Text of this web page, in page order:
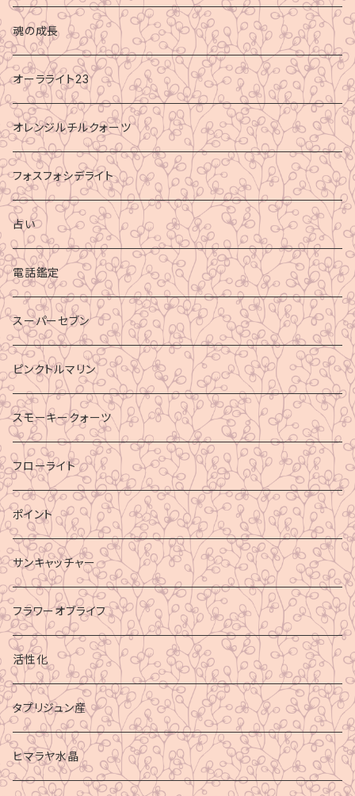
魂の成長
オーラライト23
オレンジルチルクォーツ
フォスフォシデライト
占い
電話鑑定
スーパーセブン
ピンクトルマリン
スモーキークォーツ
フローライト
ポイント
サンキャッチャー
フラワーオブライフ
活性化
タプリジュン産
ヒマラヤ水晶